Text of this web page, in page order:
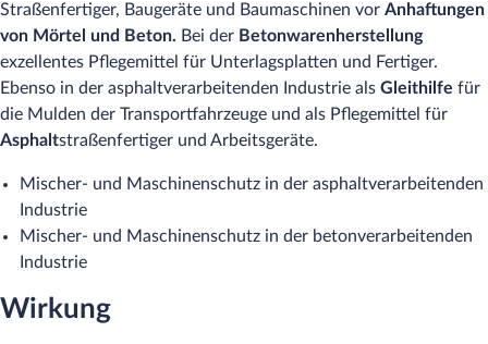
Straßenfertiger, Baugeräte und Baumaschinen vor Anhaftungen
von Mörtel und Beton. Bei der Betonwarenherstellung
exzellentes Pflegemittel für Unterlagsplatten und Fertiger.
Ebenso in der asphaltverarbeitenden Industrie als Gleithilfe für
die Mulden der Transportfahrzeuge und als Pflegemittel für
Asphaltstraßenfertiger und Arbeitsgeräte.
Mischer- und Maschinenschutz in der asphaltverarbeitenden
Industrie
Mischer- und Maschinenschutz in der betonverarbeitenden
Industrie
Wirkung